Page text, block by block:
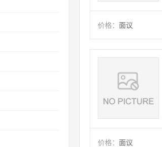
价格： 面议
价格： 面议